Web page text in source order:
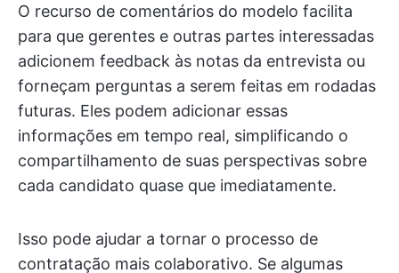
O recurso de comentários do modelo facilita
para que gerentes e outras partes interessadas
adicionem feedback às notas da entrevista ou
forneçam perguntas a serem feitas em rodadas
futuras. Eles podem adicionar essas
informações em tempo real, simplificando o
compartilhamento de suas perspectivas sobre
cada candidato quase que imediatamente.
Isso pode ajudar a tornar o processo de
contratação mais colaborativo. Se algumas